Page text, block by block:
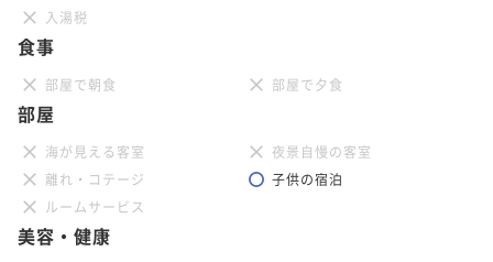
入湯税
食事
部屋で朝食 部屋で夕食
部屋
海が見える客室
夜景自慢の客室
離れ・コテージ
子供の宿泊
ルームサービス
美容・健康